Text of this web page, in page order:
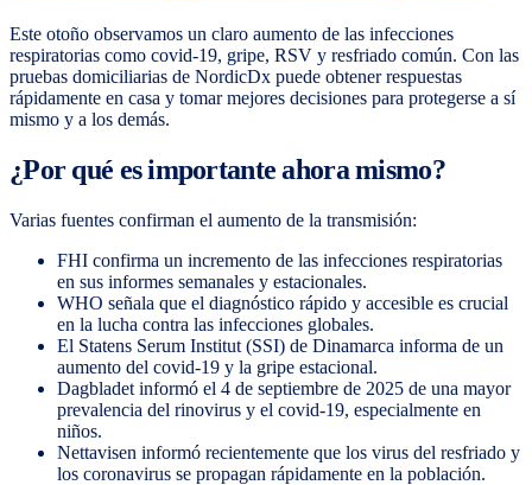
Este otoño observamos un claro aumento de las infecciones
respiratorias como covid-19, gripe, RSV y resfriado común. Con las
pruebas domiciliarias de NordicDx puede obtener respuestas
rápidamente en casa y tomar mejores decisiones para protegerse a sí
mismo y a los demás.
¿Por qué es importante ahora mismo?
Varias fuentes confirman el aumento de la transmisión:
FHI confirma un incremento de las infecciones respiratorias
en sus informes semanales y estacionales.
WHO señala que el diagnóstico rápido y accesible es crucial
en la lucha contra las infecciones globales.
El Statens Serum Institut (SSI) de Dinamarca informa de un
aumento del covid-19 y la gripe estacional.
Dagbladet informó el 4 de septiembre de 2025 de una mayor
prevalencia del rinovirus y el covid-19, especialmente en
niños.
Nettavisen informó recientemente que los virus del resfriado y
los coronavirus se propagan rápidamente en la población.